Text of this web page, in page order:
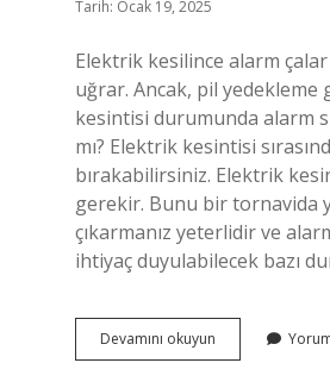
Tarih: Ocak 19, 2025
Elektrik kesilince alarm
uğrar. Ancak, pil yedekleme
kesintisi durumunda alarm
mı? Elektrik kesintisi
bırakabilirsiniz. Elektrik
gerekir. Bunu bir tornavida
çıkarmanız yeterlidir ve
ihtiyaç duyulabilecek bazı
Devamını okuyun
Kesilirse